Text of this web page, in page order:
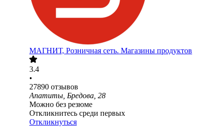
МАГНИТ, Розничная сеть. Магазины продуктов
3.4
•
27890 отзывов
Апатиты, Бредова, 28
Можно без резюме
Откликнитесь среди первых
Откликнуться